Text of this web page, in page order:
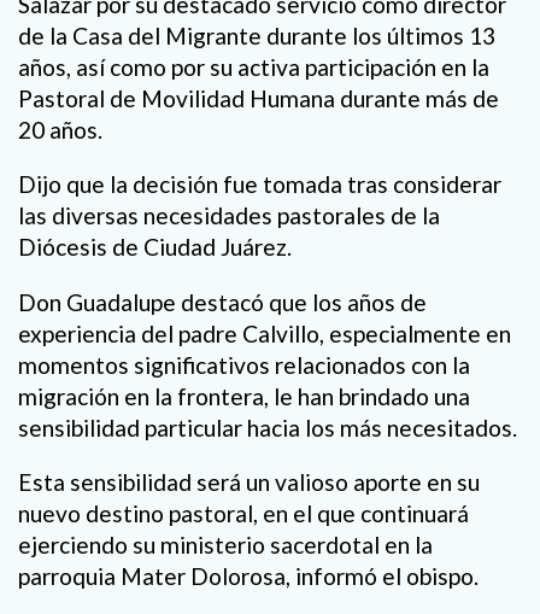
de la Casa del Migrante durante los últimos 13
años, así como por su activa participación en la
Pastoral de Movilidad Humana durante más de
20 años.
Dijo que la decisión fue tomada tras considerar
las diversas necesidades pastorales de la
Diócesis de Ciudad Juárez.
Don Guadalupe destacó que los años de
experiencia del padre Calvillo, especialmente en
momentos significativos relacionados con la
migración en la frontera, le han brindado una
sensibilidad particular hacia los más necesitados.
Esta sensibilidad será un valioso aporte en su
nuevo destino pastoral, en el que continuará
ejerciendo su ministerio sacerdotal en la
parroquia Mater Dolorosa, informó el obispo.